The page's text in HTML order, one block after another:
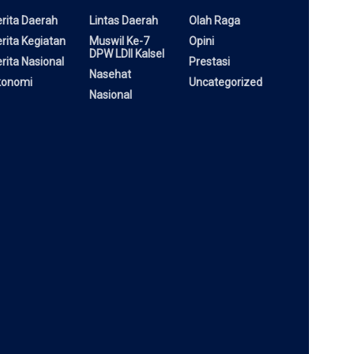
Daerah
Kegiatan
Nasional
Lintas Daerah
Muswil Ke-7
DPW LDII Kalsel
Nasehat
Nasional
Olah Raga
Opini
Prestasi
Uncategorized